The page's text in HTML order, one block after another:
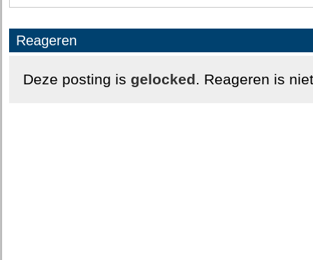
Reageren
Deze posting is gelocked. Reageren is